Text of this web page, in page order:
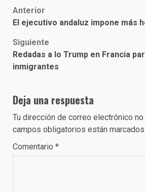
Post
navigation
Anterior
El ejecutivo andaluz impone más
Siguiente
Redadas a lo Trump en Francia
inmigrantes
Deja una respuesta
Tu dirección de correo electrónico
campos obligatorios están
Comentario *